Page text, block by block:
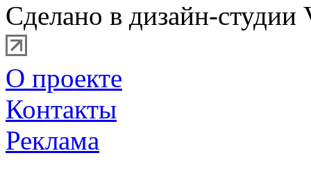
Сделано в дизайн-студии
О проекте
Контакты
Реклама